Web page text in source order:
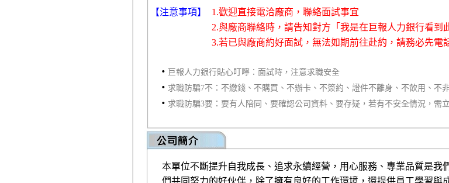
【注意事項】
1.歡迎直接電洽廠商，聯絡面試事宜
2.與廠商聯絡時，請告知對方「我是在巨報人力銀行看到
3.若已與廠商約好面試，無法如期前往赴約，請務必先電
‧ 巨報人力銀行貼心叮嚀：面試時，注意求職安全
‧ 求職防騙7不：不繳錢、不購買、不辦卡、不簽約、證件不離身、不飲用、不
‧ 求職防騙3要：要有人陪同、要確認公司資料、要存疑，若有不安全情況，需
本單位不斷提升自我成長、追求永續經營，用心服務、專業品質是我
們共同努力的好伙伴，除了擁有良好的工作環境，還提供員工學習與